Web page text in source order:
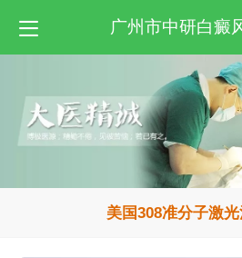
广州市中研白癜
美国308准分子激